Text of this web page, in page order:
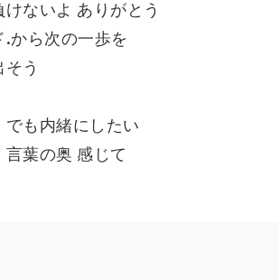
ないよ ありがとう
から次の一歩を
う
も内緒にしたい
葉の奥 感じて